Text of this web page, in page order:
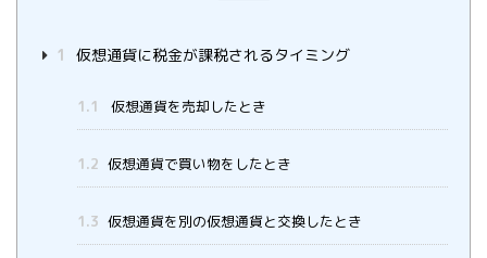
1 仮想通貨に税金が課税されるタイミング
1.1 仮想通貨を売却したとき
1.2 仮想通貨で買い物をしたとき
1.3 仮想通貨を別の仮想通貨と交換したとき